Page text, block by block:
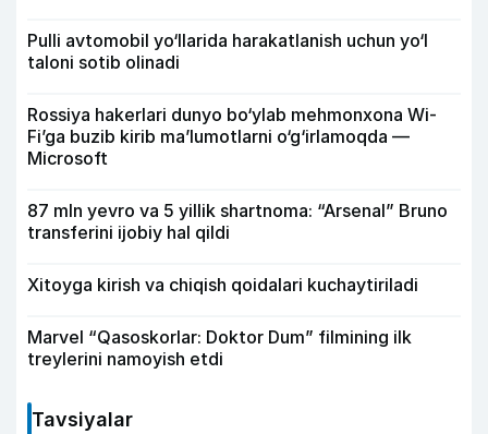
Pulli avtomobil yo‘llarida harakatlanish uchun yo‘l
taloni sotib olinadi
Rossiya hakerlari dunyo bo‘ylab mehmonxona Wi-
Fi’ga buzib kirib ma’lumotlarni o‘g‘irlamoqda —
Microsoft
87 mln yevro va 5 yillik shartnoma: “Arsenal” Bruno
transferini ijobiy hal qildi
Xitoyga kirish va chiqish qoidalari kuchaytiriladi
Marvel “Qasoskorlar: Doktor Dum” filmining ilk
treylerini namoyish etdi
Tavsiyalar